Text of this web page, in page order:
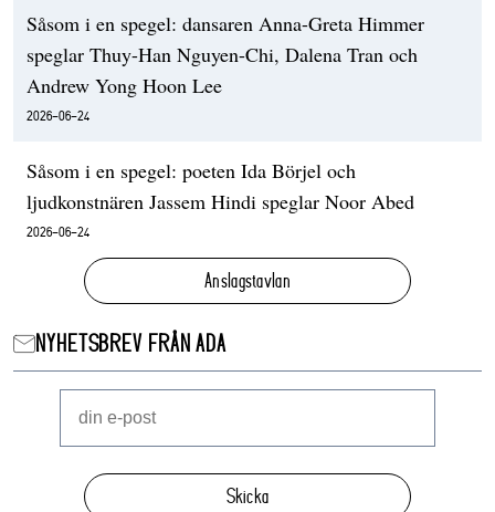
Såsom i en spegel: dansaren Anna-Greta Himmer
speglar Thuy-Han Nguyen-Chi, Dalena Tran och
Andrew Yong Hoon Lee
2026-06-24
Såsom i en spegel: poeten Ida Börjel och
ljudkonstnären Jassem Hindi speglar Noor Abed
2026-06-24
Anslagstavlan
NYHETSBREV FRÅN ADA
Skicka